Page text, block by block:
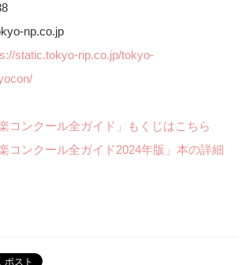
np.co.jp
static.tokyo-np.co.jp/tokyo-
コンクール全ガイド」もくじはこちら
コンクール全ガイド2024年版」本の詳細